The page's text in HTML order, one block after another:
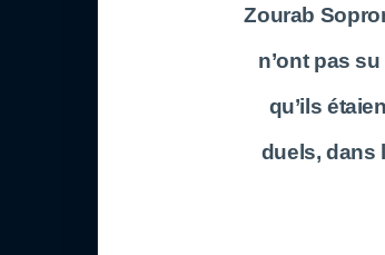
Zourab
n’ont pas
qu’ils
duels, dans